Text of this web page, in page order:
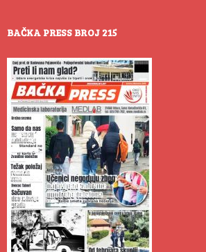
BAČKA PRESS BROJ 215